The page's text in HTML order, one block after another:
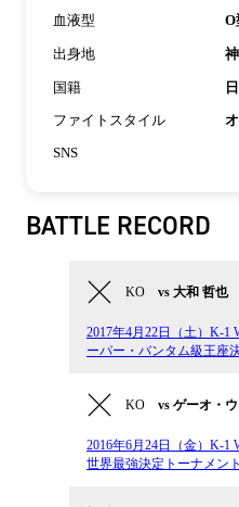
血液型 O
出身地
国籍
ファイトスタイル
SNS
BATTLE RECORD
KO vs 大和 哲也
2017年4月22日（土）K-1
ーパー・バンタム級王座
KO vs ゲーオ・
2016年6月24日（金）K-1
世界最強決定トーナメン